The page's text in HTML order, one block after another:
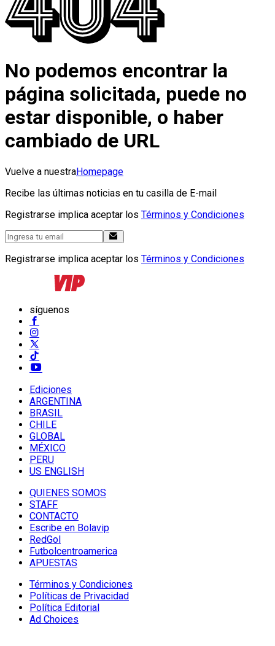
No podemos encontrar la
página solicitada, puede no
estar disponible, o haber
cambiado de URL
Vuelve a nuestraHomepage
Recibe las últimas noticias en tu casilla de E-mail
Registrarse implica aceptar los Términos y Condiciones
Registrarse implica aceptar los Términos y Condiciones
síguenos
Ediciones
ARGENTINA
BRASIL
CHILE
GLOBAL
MÉXICO
PERU
US ENGLISH
QUIENES SOMOS
STAFF
CONTACTO
Escribe en Bolavip
RedGol
Futbolcentroamerica
APUESTAS
Términos y Condiciones
Políticas de Privacidad
Política Editorial
Ad Choices